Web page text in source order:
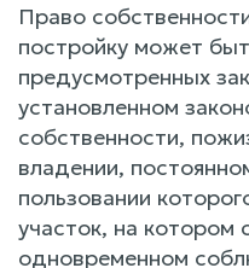
Право
постройку может
предусмотренных
установленном
собственности,
владении,
пользовании
участок, на котором
одновременном